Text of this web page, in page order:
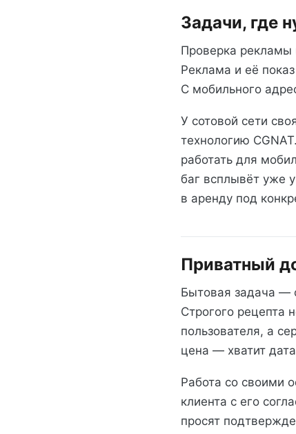
Задачи, где
Проверка рекламы
Реклама и её
С мобильного
У сотовой сети
технологию
работать для
баг всплывёт уже
в аренду под
Приватный
Бытовая задача —
Строгого рецепта
пользователя, а
цена — хватит
Работа со своими
клиента с его
просят